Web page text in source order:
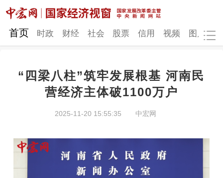
网站地图
财经 社会
图片
地方发展
首页 时政 财经 社会 股票 信用 视频 图片
“四梁八柱”筑牢发展根基 河南民
营经济主体破1100万户
2025-11-20 15:55:35 中宏网